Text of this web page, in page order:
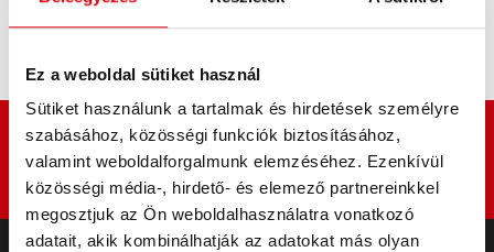
Ez a weboldal sütiket használ
Sütiket használunk a tartalmak és hirdetések személyre
szabásához, közösségi funkciók biztosításához,
valamint weboldalforgalmunk elemzéséhez. Ezenkívül
közösségi média-, hirdető- és elemező partnereinkkel
megosztjuk az Ön weboldalhasználatra vonatkozó
adatait, akik kombinálhatják az adatokat más olyan
Kérjük, fogadja el a Marketing cookie-kat
a tartalom
megtekintéséhez.